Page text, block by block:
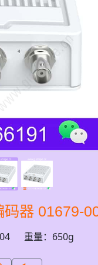
器 01679-
重量：650g